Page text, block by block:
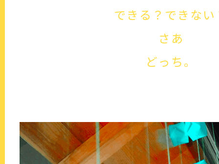
できる？できない
さあ
どっち。